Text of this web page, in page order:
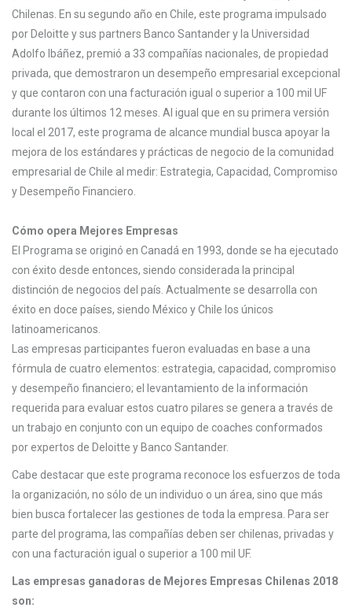
Chilenas. En su segundo año en Chile, este programa impulsado
por Deloitte y sus partners Banco Santander y la Universidad
Adolfo Ibáñez, premió a 33 compañías nacionales, de propiedad
privada, que demostraron un desempeño empresarial excepcional
y que contaron con una facturación igual o superior a 100 mil UF
durante los últimos 12 meses. Al igual que en su primera versión
local el 2017, este programa de alcance mundial busca apoyar la
mejora de los estándares y prácticas de negocio de la comunidad
empresarial de Chile al medir: Estrategia, Capacidad, Compromiso
y Desempeño Financiero.
Cómo opera Mejores Empresas
El Programa se originó en Canadá en 1993, donde se ha ejecutado
con éxito desde entonces, siendo considerada la principal
distinción de negocios del país. Actualmente se desarrolla con
éxito en doce países, siendo México y Chile los únicos
latinoamericanos.
Las empresas participantes fueron evaluadas en base a una
fórmula de cuatro elementos: estrategia, capacidad, compromiso
y desempeño financiero; el levantamiento de la información
requerida para evaluar estos cuatro pilares se genera a través de
un trabajo en conjunto con un equipo de coaches conformados
por expertos de Deloitte y Banco Santander.
Cabe destacar que este programa reconoce los esfuerzos de toda
la organización, no sólo de un individuo o un área, sino que más
bien busca fortalecer las gestiones de toda la empresa. Para ser
parte del programa, las compañías deben ser chilenas, privadas y
con una facturación igual o superior a 100 mil UF.
Las empresas ganadoras de Mejores Empresas Chilenas 2018
son: